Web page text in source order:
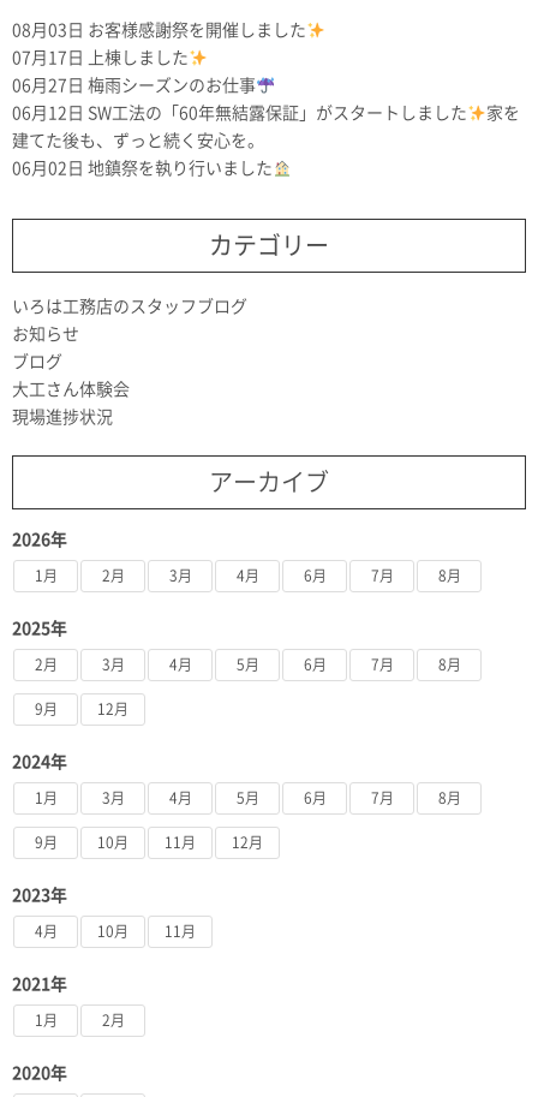
08月03日 お客様感謝祭を開催しました
07月17日
上棟しました
06月27日 梅雨シーズンのお仕事
06月12日 SW工法の「60年無結露保証」がスタートしました
家を
建てた後も、ずっと続く安心を。
06月02日 地鎮祭を執り行いました
カテゴリー
いろは工務店のスタッフブログ
お知らせ
ブログ
大工さん体験会
現場進捗状況
アーカイブ
2026年
1月 2月 3月 4月 6月 7月 8月
2025年
2月 3月 4月 5月 6月 7月 8月
9月 12月
2024年
1月 3月 4月 5月 6月 7月 8月
9月 10月 11月 12月
2023年
4月 10月 11月
2021年
1月 2月
2020年